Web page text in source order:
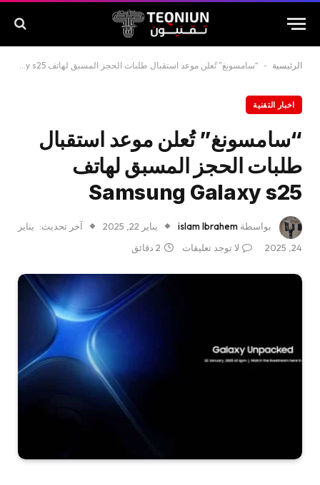
الرئيسية - “سامسونغ” تُعلن موعد استقبال طلبات الحجز المسبق لهاتف Samsung Galaxy s25
اخبار التقنية
“سامسونغ” تُعلن موعد استقبال
طلبات الحجز المسبق لهاتف
Samsung Galaxy s25
بواسطة islam Ibrahem يناير 22, 2025 آخر تحديث: يناير
24, 2025
لا توجد تعليقات 2 دقائق